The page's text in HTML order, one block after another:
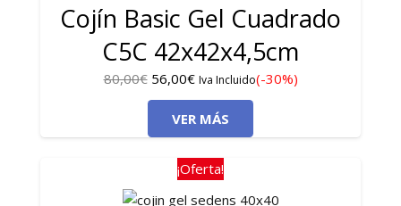
Cojín Basic Gel Cuadrado
C5C 42x42x4,5cm
80,00€ El
precio
original
era:
80,00€.
56,00€El
precio
actual
es:
56,00€.
Iva Incluido(-30%)
VER MÁS
¡Oferta!